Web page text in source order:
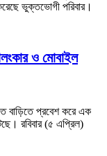
ভুক্তভোগী পরিবার।
ও মোবাইল
বাড়িতে প্রবেশ করে এক
রবিবার (৫ এপ্রিল)